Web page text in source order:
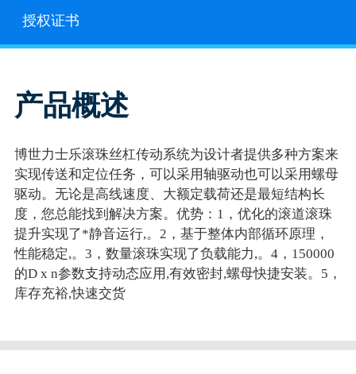
授权证书
产品概述
博世力士乐滚珠丝杠传动系统为设计者提供多种方案来
实现传送和定位任务，可以采用轴驱动也可以采用螺母
驱动。无论是高线速度、大额定载荷还是最短结构长
度，您总能找到解决方案。优势：1，优化的滚道滚珠
提升实现了*静音运行,。2，基于整体内部循环原理，
性能稳定,。3，数量滚珠实现了负载能力,。4，150000
的D x n参数支持动态应用,有效密封,螺母快捷安装。5，
库存充裕,快速交货